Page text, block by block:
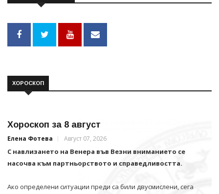
ХОРОСКОП
Хороскоп за 8 август
Елена Фотева Август 07, 2026
С навлизането на Венера във Везни вниманието се
насочва към партньорството и справедливостта.
Ако определени ситуации преди са били двусмислени, сега